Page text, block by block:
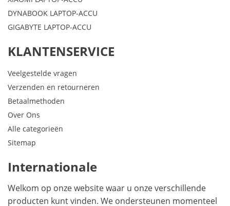
DYNABOOK LAPTOP-ACCU
GIGABYTE LAPTOP-ACCU
KLANTENSERVICE
Veelgestelde vragen
Verzenden en retourneren
Betaalmethoden
Over Ons
Alle categorieën
Sitemap
Internationale
Welkom op onze website waar u onze verschillende
producten kunt vinden. We ondersteunen momenteel